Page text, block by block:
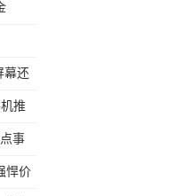
幕还
推
事
悍价